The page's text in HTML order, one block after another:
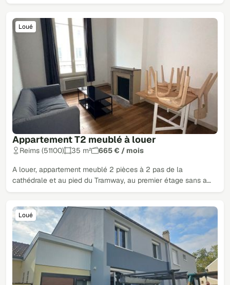
Appartement T2 meublé à louer
Loué
Reims (51100) 35 m² 665 € / mois
A louer, appartement meublé 2 pièces à 2 pas de la
cathédrale et au pied du Tramway, au premier étage sans a…
Loué